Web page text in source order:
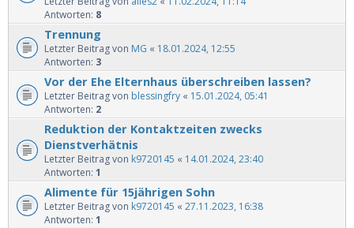
Antworten: 8
Trennung
Letzter Beitrag von MG « 18.01.2024, 12:55
Antworten: 3
Vor der Ehe Elternhaus überschreiben lassen?
Letzter Beitrag von blessingfry « 15.01.2024, 05:41
Antworten: 2
Reduktion der Kontaktzeiten zwecks
Dienstverhätnis
Letzter Beitrag von k9720145 « 14.01.2024, 23:40
Antworten: 1
Alimente für 15jährigen Sohn
Letzter Beitrag von k9720145 « 27.11.2023, 16:38
Antworten: 1